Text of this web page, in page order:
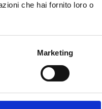
che hai fornito loro o
Marketing